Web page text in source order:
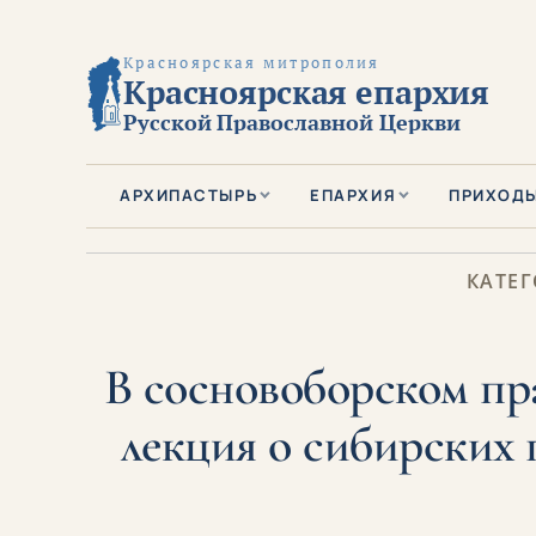
Красноярская митрополия
Красноярская епархия
Русской Православной Церкви
АРХИПАСТЫРЬ ЕПАРХИЯ
В сосновоборском
лекция о сибирских